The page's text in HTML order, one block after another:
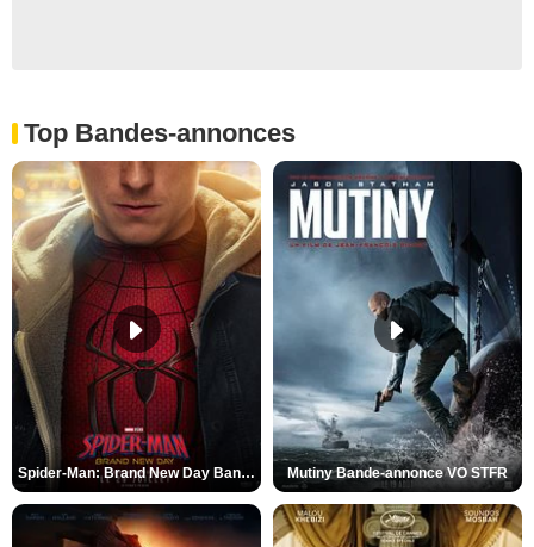
Top Bandes-annonces
Spider-Man: Brand New Day Bande-annonce VO STFR Mutiny Bande-annonce VO STFR